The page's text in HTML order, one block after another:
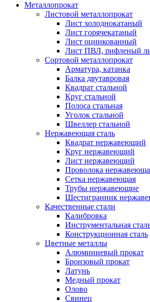
Металлопрокат
Листовой металлопрокат
Лист холоднокатаный
Лист горячекатаный
Лист оцинкованный
Лист ПВЛ, рифленый
Сортовой металлопрокат
Арматура, катанка
Балка двутавровая
Квадрат стальной
Круг стальной
Полоса стальная
Уголок стальной
Швеллер стальной
Нержавеющая сталь
Квадрат нержавеющий
Круг нержавеющий
Лист нержавеющий
Проволока
Сетка нержавеющая
Трубы нержавеющие
Шестигранник
Качественные стали
Калибровка
Инструментальная
Конструкционная сталь
Цветные металлы
Алюминиевый прокат
Бронзовый прокат
Латунь
Медный прокат
Олово
Свинец